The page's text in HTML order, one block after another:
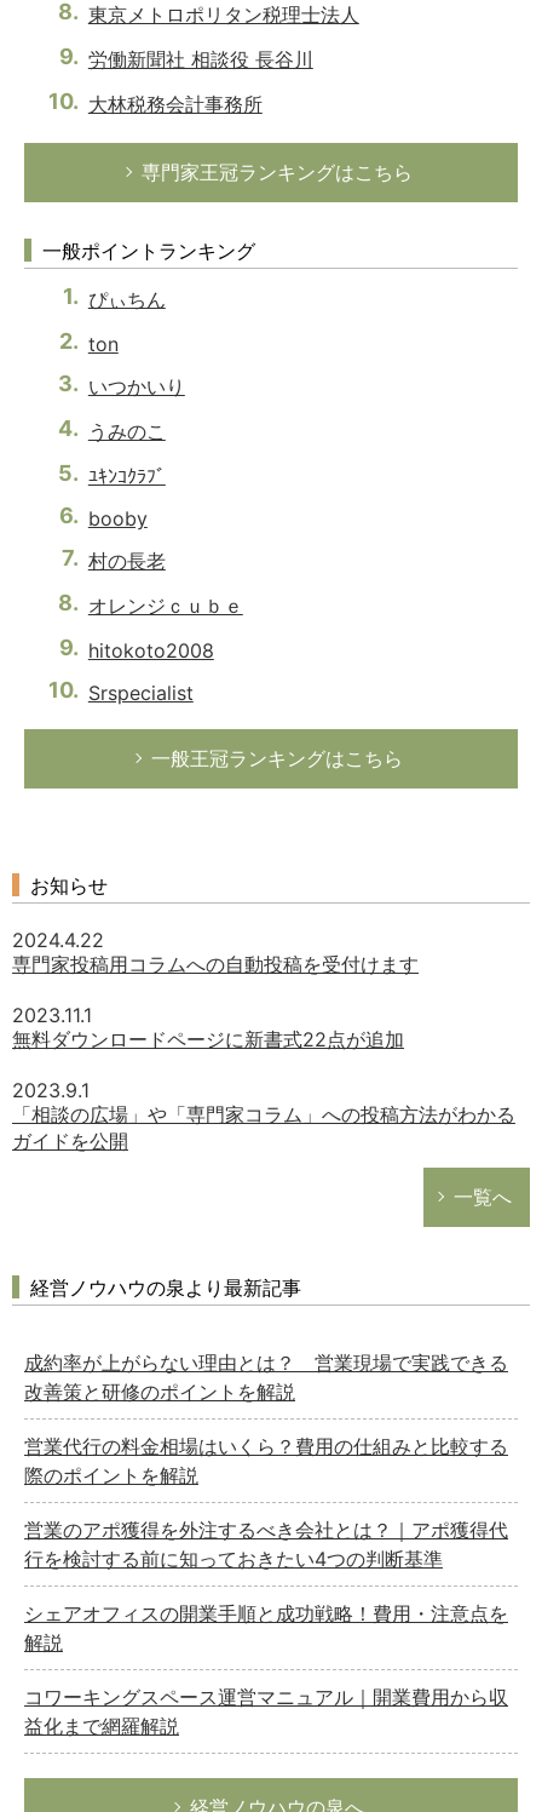
東京メトロポリタン税理士法人
労働新聞社 相談役 長谷川
大林税務会計事務所
専門家王冠ランキングはこちら
一般ポイントランキング
ぴぃちん
ton
いつかいり
うみのこ
ﾕｷﾝｺｸﾗﾌﾞ
booby
村の長老
オレンジｃｕｂｅ
hitokoto2008
Srspecialist
一般王冠ランキングはこちら
お知らせ
2024.4.22
専門家投稿用コラムへの自動投稿を受付けます
2023.11.1
無料ダウンロードページに新書式22点が追加
2023.9.1
「相談の広場」や「専門家コラム」への投稿方法がわかる
ガイドを公開
一覧へ
経営ノウハウの泉より最新記事
成約率が上がらない理由とは？ 営業現場で実践できる
改善策と研修のポイントを解説
営業代行の料金相場はいくら？費用の仕組みと比較する
際のポイントを解説
営業のアポ獲得を外注するべき会社とは？｜アポ獲得代
行を検討する前に知っておきたい4つの判断基準
シェアオフィスの開業手順と成功戦略！費用・注意点を
解説
コワーキングスペース運営マニュアル｜開業費用から収
益化まで網羅解説
経営ノウハウの泉へ